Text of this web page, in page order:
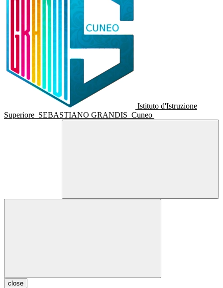
Istituto d'Istruzione
Superiore SEBASTIANO GRANDIS Cuneo
close